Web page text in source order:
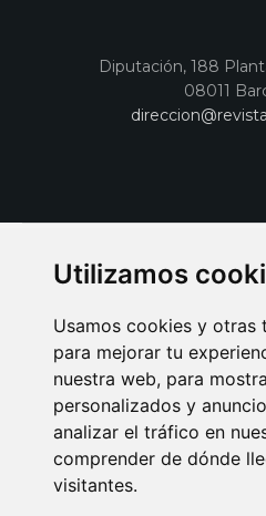
Utilizamos
Usamos cookies y otras
para mejorar tu
nuestra web, para
personalizados y
analizar el tráfico en
comprender de dónde
visitantes.
Diputación, 188
08011
AVISO LEGAL POLITICA DE
PUBLICIDAD EN LA REVISTA QUÉ
SUSCRIPCIONES